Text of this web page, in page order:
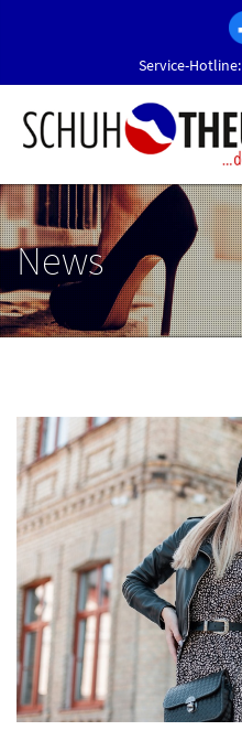
Service-Hotline:
News